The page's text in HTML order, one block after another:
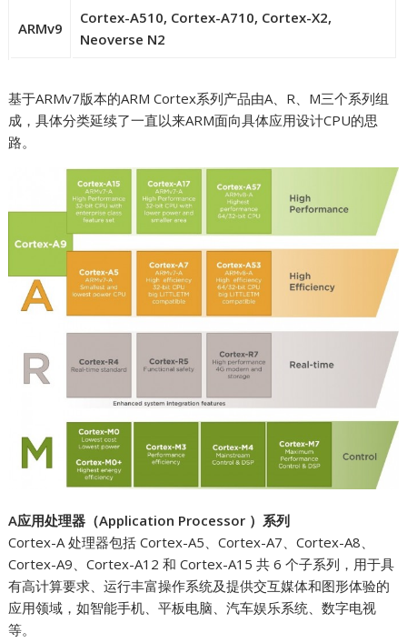
ARMv9
Cortex-A510, Cortex-A710, Cortex-X2,
Neoverse N2
基于ARMv7版本的ARM Cortex系列产品由A、R、M三个系列组
成，具体分类延续了一直以来ARM面向具体应用设计CPU的思
路。
A应用处理器（Application Processor ）系列
Cortex-A 处理器包括 Cortex-A5、Cortex-A7、Cortex-A8、
Cortex-A9、Cortex-A12 和 Cortex-A15 共 6 个子系列，用于具
有高计算要求、运行丰富操作系统及提供交互媒体和图形体验的
应用领域，如智能手机、平板电脑、汽车娱乐系统、数字电视
等。